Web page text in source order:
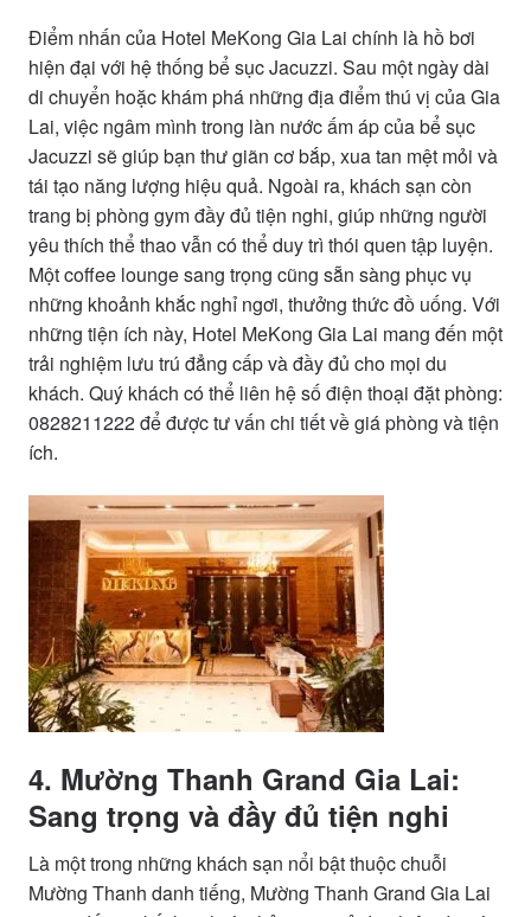
Điểm nhấn của Hotel MeKong Gia Lai chính là hồ bơi
hiện đại với hệ thống bể sục Jacuzzi. Sau một ngày dài
di chuyển hoặc khám phá những địa điểm thú vị của Gia
Lai, việc ngâm mình trong làn nước ấm áp của bể sục
Jacuzzi sẽ giúp bạn thư giãn cơ bắp, xua tan mệt mỏi và
tái tạo năng lượng hiệu quả. Ngoài ra, khách sạn còn
trang bị phòng gym đầy đủ tiện nghi, giúp những người
yêu thích thể thao vẫn có thể duy trì thói quen tập luyện.
Một coffee lounge sang trọng cũng sẵn sàng phục vụ
những khoảnh khắc nghỉ ngơi, thưởng thức đồ uống. Với
những tiện ích này, Hotel MeKong Gia Lai mang đến một
trải nghiệm lưu trú đẳng cấp và đầy đủ cho mọi du
khách. Quý khách có thể liên hệ số điện thoại đặt phòng:
0828211222 để được tư vấn chi tiết về giá phòng và tiện
ích.
4. Mường Thanh Grand Gia Lai:
Sang trọng và đầy đủ tiện nghi
Là một trong những khách sạn nổi bật thuộc chuỗi
Mường Thanh danh tiếng, Mường Thanh Grand Gia Lai